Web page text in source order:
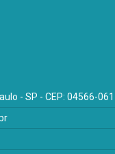
- SP - CEP: 04566-061